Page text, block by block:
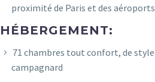
proximité de Paris et des aéroports
HÉBERGEMENT:
71 chambres tout confort, de style
campagnard